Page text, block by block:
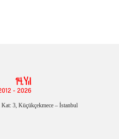
3, Küçükçekmece – İstanbul